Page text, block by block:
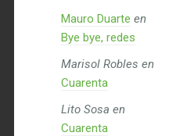
Mauro Duarte en
Bye bye, redes
Marisol Robles en
Cuarenta
Lito Sosa en
Cuarenta